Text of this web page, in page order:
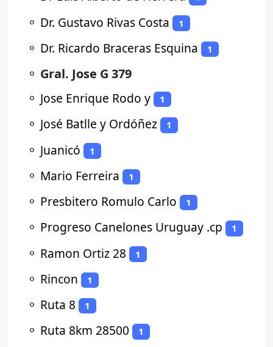
⚬ Dr. Gustavo Rivas Costa 1
⚬ Dr. Ricardo Braceras Esquina 1
⚬ Gral. Jose G 379
⚬ Jose Enrique Rodo y 1
⚬ José Batlle y Ordóñez 1
⚬ Juanicó 1
⚬ Mario Ferreira 1
⚬ Presbitero Romulo Carlo 1
⚬ Progreso Canelones Uruguay .cp 1
⚬ Ramon Ortiz 28 1
⚬ Rincon 1
⚬ Ruta 8 1
⚬ Ruta 8km 28500 1